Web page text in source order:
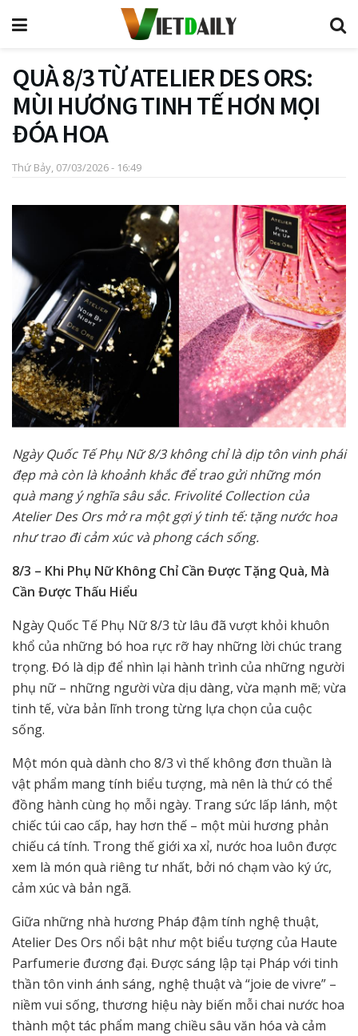
QUÀ 8/3 TỪ ATELIER DES ORS:
MÙI HƯƠNG TINH TẾ HƠN MỌI
ĐÓA HOA
Thứ Bảy, 07/03/2026 - 16:49
Ngày Quốc Tế Phụ Nữ 8/3 không chỉ là dịp tôn vinh phái
đẹp mà còn là khoảnh khắc để trao gửi những món
quà mang ý nghĩa sâu sắc. Frivolité Collection của
Atelier Des Ors mở ra một gợi ý tinh tế: tặng nước hoa
như trao đi cảm xúc và phong cách sống.
8/3 – Khi Phụ Nữ Không Chỉ Cần Được Tặng Quà, Mà
Cần Được Thấu Hiểu
Ngày Quốc Tế Phụ Nữ 8/3 từ lâu đã vượt khỏi khuôn
khổ của những bó hoa rực rỡ hay những lời chúc trang
trọng. Đó là dịp để nhìn lại hành trình của những người
phụ nữ – những người vừa dịu dàng, vừa mạnh mẽ; vừa
tinh tế, vừa bản lĩnh trong từng lựa chọn của cuộc
sống.
Một món quà dành cho 8/3 vì thế không đơn thuần là
vật phẩm mang tính biểu tượng, mà nên là thứ có thể
đồng hành cùng họ mỗi ngày. Trang sức lấp lánh, một
chiếc túi cao cấp, hay hơn thế – một mùi hương phản
chiếu cá tính. Trong thế giới xa xỉ, nước hoa luôn được
xem là món quà riêng tư nhất, bởi nó chạm vào ký ức,
cảm xúc và bản ngã.
Giữa những nhà hương Pháp đậm tính nghệ thuật,
Atelier Des Ors nổi bật như một biểu tượng của Haute
Parfumerie đương đại. Được sáng lập tại Pháp với tinh
thần tôn vinh ánh sáng, nghệ thuật và “joie de vivre” –
niềm vui sống, thương hiệu này biến mỗi chai nước hoa
thành một tác phẩm mang chiều sâu văn hóa và cảm